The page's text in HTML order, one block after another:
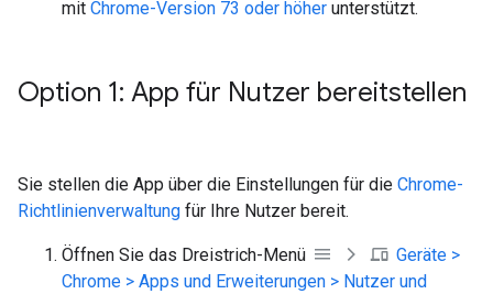
mit Chrome-Version 73 oder höher unterstützt.
Option 1: App für Nutzer bereitstellen
Sie stellen die App über die Einstellungen für die Chrome-
Richtlinienverwaltung für Ihre Nutzer bereit.
Öffnen Sie das Dreistrich-Menü
Geräte >
Chrome > Apps und Erweiterungen > Nutzer und